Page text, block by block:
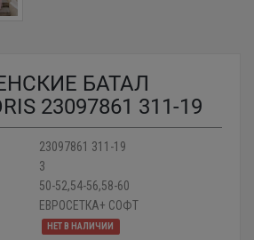
БАТАЛ
23097861 311-19
23097861 311-19
3
50-52,54-56,58-60
ЕВРОСЕТКА+ СОФТ
НЕТ В НАЛИЧИИ